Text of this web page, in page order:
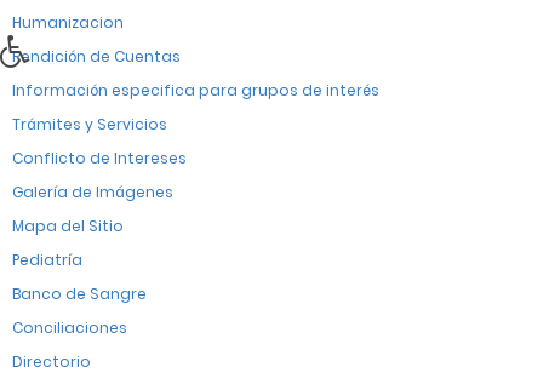
Humanizacion
Rendición de Cuentas
Información especifica para grupos de interés
Trámites y Servicios
Conflicto de Intereses
Galería de Imágenes
Mapa del Sitio
Pediatría
Banco de Sangre
Conciliaciones
Directorio